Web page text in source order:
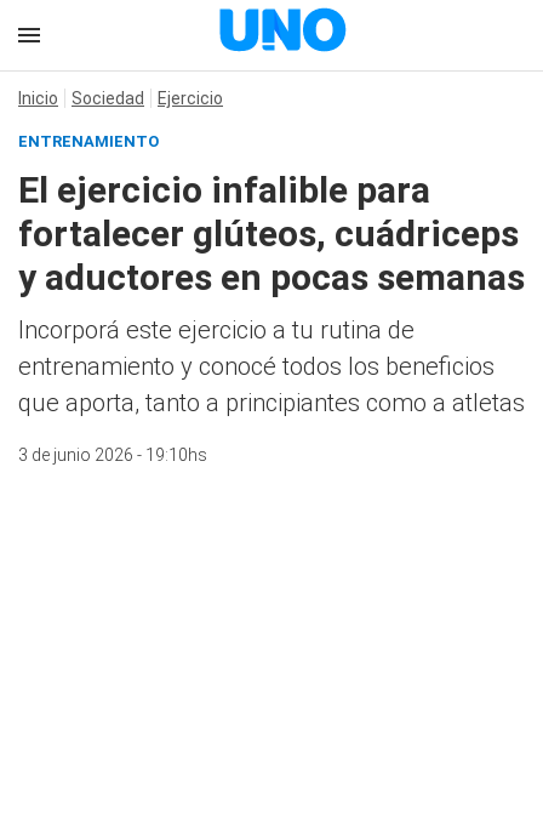
Inicio Sociedad Ejercicio
ENTRENAMIENTO
El ejercicio infalible para
fortalecer glúteos, cuádriceps
y aductores en pocas semanas
Incorporá este ejercicio a tu rutina de
entrenamiento y conocé todos los beneficios
que aporta, tanto a principiantes como a atletas
3 de junio 2026 - 19:10hs